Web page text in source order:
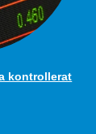
kontrollerat